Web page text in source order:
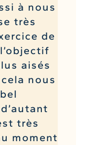
à nous
très
de
aisés
nous
très
moment